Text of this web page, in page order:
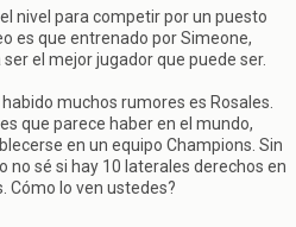
nivel para competir por un puesto
es que entrenado por Simeone,
el mejor jugador que puede ser.
muchos rumores es Rosales.
que parece haber en el mundo,
en un equipo Champions. Sin
no sé si hay 10 laterales derechos en
Cómo lo ven ustedes?